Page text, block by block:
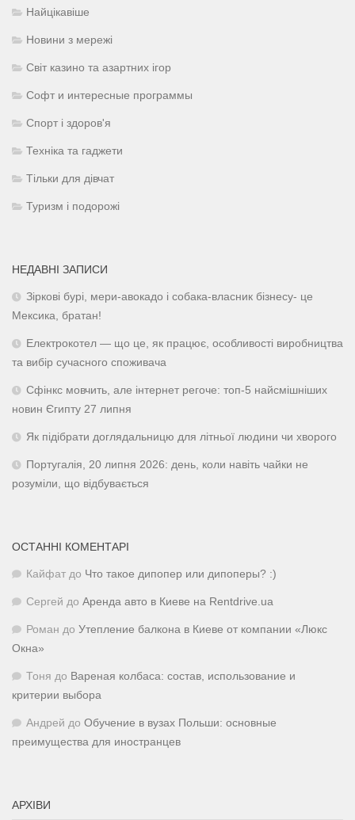
Найцікавіше
Новини з мережі
Світ казино та азартних ігор
Софт и интересные программы
Спорт і здоров'я
Техніка та гаджети
Тільки для дівчат
Туризм і подорожі
НЕДАВНІ ЗАПИСИ
Зіркові бурі, мери-авокадо і собака-власник бізнесу- це
Мексика, братан!
Електрокотел — що це, як працює, особливості виробництва
та вибір сучасного споживача
Сфінкс мовчить, але інтернет регоче: топ-5 найсмішніших
новин Єгипту 27 липня
Як підібрати доглядальницю для літньої людини чи хворого
Португалія, 20 липня 2026: день, коли навіть чайки не
розуміли, що відбувається
ОСТАННІ КОМЕНТАРІ
Кайфат до Что такое дипопер или дипоперы? :)
Сергей до Аренда авто в Киеве на Rentdrive.ua
Роман до Утепление балкона в Киеве от компании «Люкс
Окна»
Тоня до Вареная колбаса: состав, использование и
критерии выбора
Андрей до Обучение в вузах Польши: основные
преимущества для иностранцев
АРХІВИ